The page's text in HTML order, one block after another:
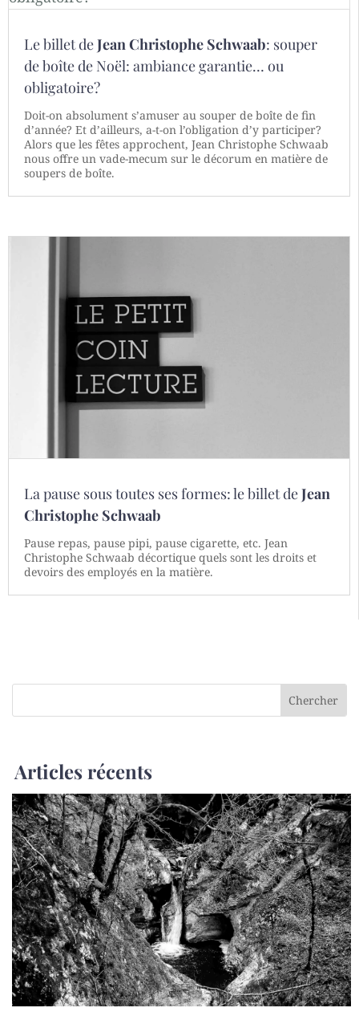
Le billet deJean Christophe Schwaab: souper
de boîte de Noël: ambiance garantie… ou
obligatoire?
Doit-on absolument s’amuser au souper de boîte de fin
d’année? Et d’ailleurs, a-t-on l’obligation d’y participer?
Alors que les fêtes approchent, Jean Christophe Schwaab
nous offre un vade-mecum sur le décorum en matière de
soupers de boîte.
La pause sous toutes ses formes: le billet deJean
Christophe Schwaab
Pause repas, pause pipi, pause cigarette, etc. Jean
Christophe Schwaab décortique quels sont les droits et
devoirs des employés en la matière.
Articles récents